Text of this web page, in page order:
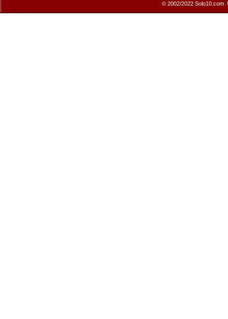
© 2002/2022 Solo10.com